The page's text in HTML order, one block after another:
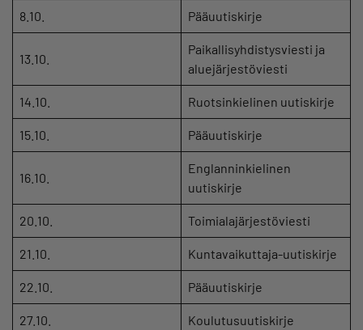
8.10. Pääuutiskirje
13.10.
Paikallisyhdistysviesti ja
aluejärjestöviesti
14.10. Ruotsinkielinen uutiskirje
15.10. Pääuutiskirje
16.10.
Englanninkielinen
uutiskirje
20.10. Toimialajärjestöviesti
21.10. Kuntavaikuttaja-uutiskirje
22.10. Pääuutiskirje
27.10. Koulutusuutiskirje